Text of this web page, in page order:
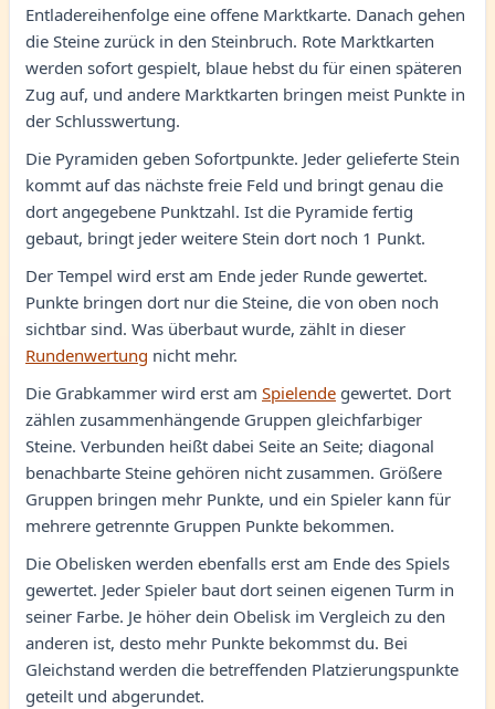
Entladereihenfolge eine offene Marktkarte. Danach gehen
die Steine zurück in den Steinbruch. Rote Marktkarten
werden sofort gespielt, blaue hebst du für einen späteren
Zug auf, und andere Marktkarten bringen meist Punkte in
der Schlusswertung.
Die Pyramiden geben Sofortpunkte. Jeder gelieferte Stein
kommt auf das nächste freie Feld und bringt genau die
dort angegebene Punktzahl. Ist die Pyramide fertig
gebaut, bringt jeder weitere Stein dort noch 1 Punkt.
Der Tempel wird erst am Ende jeder Runde gewertet.
Punkte bringen dort nur die Steine, die von oben noch
sichtbar sind. Was überbaut wurde, zählt in dieser
Rundenwertung nicht mehr.
Die Grabkammer wird erst am Spielende gewertet. Dort
zählen zusammenhängende Gruppen gleichfarbiger
Steine. Verbunden heißt dabei Seite an Seite; diagonal
benachbarte Steine gehören nicht zusammen. Größere
Gruppen bringen mehr Punkte, und ein Spieler kann für
mehrere getrennte Gruppen Punkte bekommen.
Die Obelisken werden ebenfalls erst am Ende des Spiels
gewertet. Jeder Spieler baut dort seinen eigenen Turm in
seiner Farbe. Je höher dein Obelisk im Vergleich zu den
anderen ist, desto mehr Punkte bekommst du. Bei
Gleichstand werden die betreffenden Platzierungspunkte
geteilt und abgerundet.